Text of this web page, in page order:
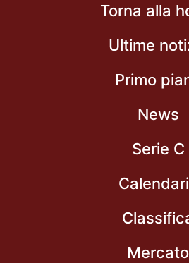
Torna alla
Ultime
Primo
News
Serie C
Mercato